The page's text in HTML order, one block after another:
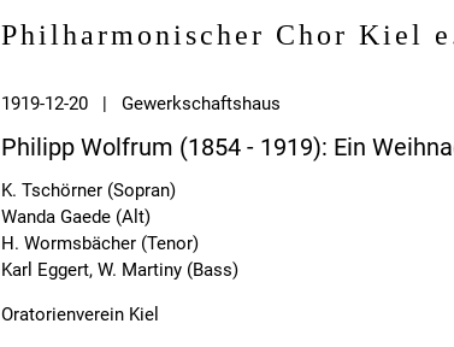
Philharmonischer Chor Kiel
1919-12-20 | Gewerkschaftshaus
Philipp Wolfrum (1854 - 1919): Ein
K. Tschörner (Sopran)
Wanda Gaede (Alt)
H. Wormsbächer (Tenor)
Karl Eggert, W. Martiny (Bass)
Oratorienverein Kiel